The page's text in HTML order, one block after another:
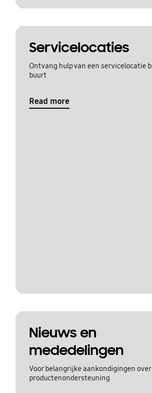
Servicelocaties
Ontvang hulp van een servicelocatie
buurt
Read more
Nieuws en
mededelingen
Voor belangrijke aankondigingen over
productenondersteuning